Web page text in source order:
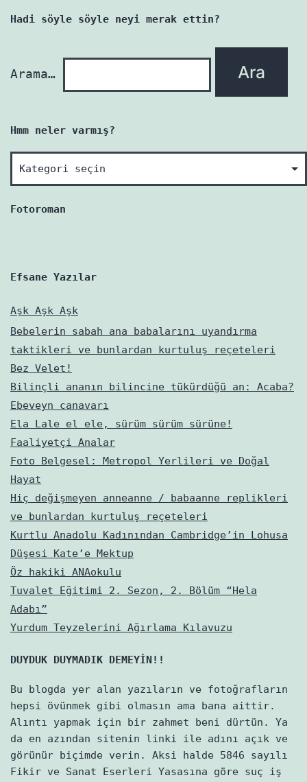
yazı
Hadi söyle söyle neyi merak ettin?
Arama…
Hmm neler varmış?
Hmm
neler
varmış?
Fotoroman
Efsane Yazılar
Aşk Aşk Aşk
Bebelerin sabah ana babalarını uyandırma
taktikleri ve bunlardan kurtuluş reçeteleri
Bez Velet!
Bilinçli ananın bilincine tükürdüğü an: Acaba?
Ebeveyn canavarı
Ela Lale el ele, sürüm sürüm sürüne!
Faaliyetçi Analar
Foto Belgesel: Metropol Yerlileri ve Doğal
Hayat
Hiç değişmeyen anneanne / babaanne replikleri
ve bunlardan kurtuluş reçeteleri
Kurtlu Anadolu Kadınından Cambridge’in Lohusa
Düşesi Kate’e Mektup
Öz hakiki ANAokulu
Tuvalet Eğitimi 2. Sezon, 2. Bölüm “Hela
Adabı”
Yurdum Teyzelerini Ağırlama Kılavuzu
DUYDUK DUYMADIK DEMEYİN!!
Bu blogda yer alan yazıların ve fotoğrafların
hepsi övünmek gibi olmasın ama bana aittir.
Alıntı yapmak için bir zahmet beni dürtün. Ya
da en azından sitenin linki ile adını açık ve
görünür biçimde verin. Aksi halde 5846 sayılı
Fikir ve Sanat Eserleri Yasasına göre suç iş